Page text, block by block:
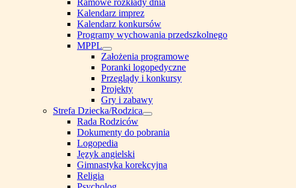
Ramowe rozkłady dnia
Kalendarz imprez
Kalendarz konkursów
Programy wychowania przedszkolnego
MPPL
Show
sub
menu
Założenia programowe
Poranki logopedyczne
Przeglądy i konkursy
Projekty
Gry i zabawy
Strefa Dziecka/Rodzica
Show
sub
menu
Rada Rodziców
Dokumenty do pobrania
Logopedia
Język angielski
Gimnastyka korekcyjna
Religia